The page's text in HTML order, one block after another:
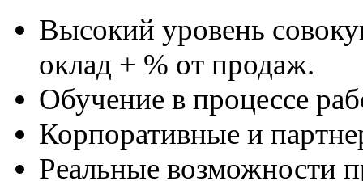
Высокий уровень
оклад + % от продаж.
Обучение в процессе
Корпоративные и
Реальные возможности